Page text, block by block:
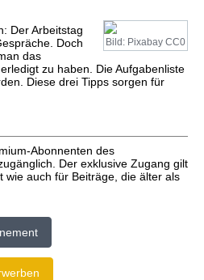
Bild: Pixabay CC0
Der Arbeitstag
Doch
das
zu haben. Die Aufgabenliste
Diese drei Tipps sorgen für
Abonnenten des
Der exklusive Zugang gilt
wie auch für Beiträge, die älter als